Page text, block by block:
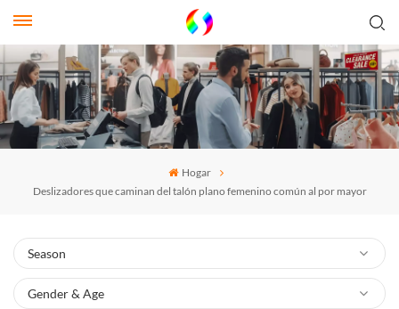
Hogar
Deslizadores que caminan del talón plano femenino común al por mayor